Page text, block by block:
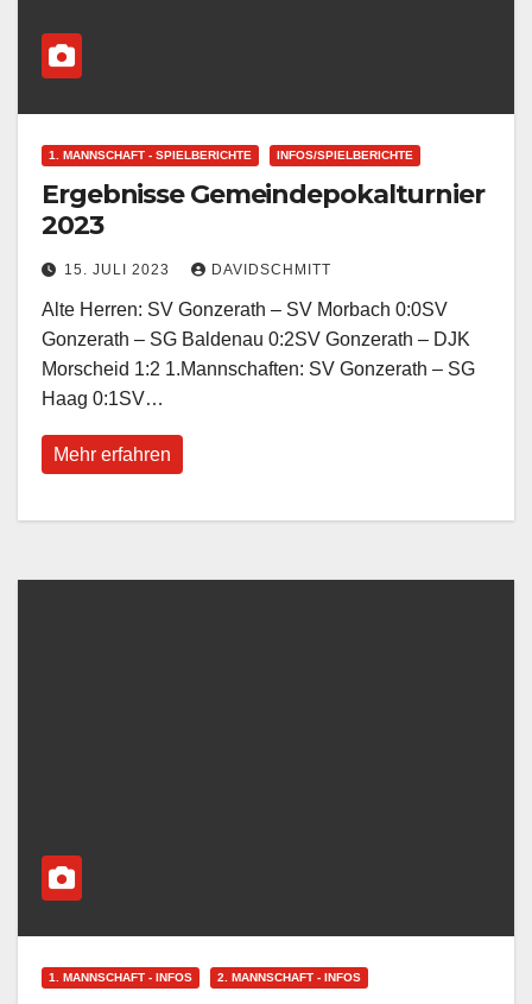
1. MANNSCHAFT - SPIELBERICHTE INFOS/SPIELBERICHTE
Ergebnisse Gemeindepokalturnier
2023
15. JULI 2023 DAVIDSCHMITT
Alte Herren: SV Gonzerath – SV Morbach 0:0SV
Gonzerath – SG Baldenau 0:2SV Gonzerath – DJK
Morscheid 1:2 1.Mannschaften: SV Gonzerath – SG
Haag 0:1SV…
Mehr erfahren
1. MANNSCHAFT - INFOS 2. MANNSCHAFT - INFOS